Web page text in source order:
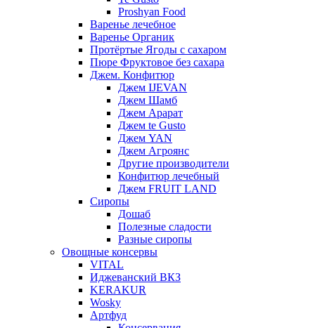
Proshyan Food
Варенье лечебное
Варенье Органик
Протёртые Ягоды с сахаром
Пюре Фруктовое без сахара
Джем. Конфитюр
Джем IJEVAN
Джем Шамб
Джем Арарат
Джем te Gusto
Джем YAN
Джем Агроянс
Другие производители
Конфитюр лечебный
Джем FRUIT LAND
Сиропы
Дошаб
Полезные сладости
Разные сиропы
Овощные консервы
VITAL
Иджеванский ВКЗ
KERAKUR
Wosky
Артфуд